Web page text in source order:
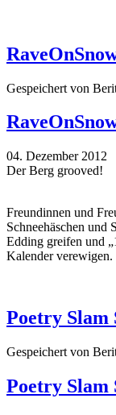
Gespeichert von
04. Dezember 2012
Der Berg grooved!
Freundinnen und
Schneehäschen und
Edding greifen und
Kalender verewigen.
Poetry
Gespeichert von
Poetry